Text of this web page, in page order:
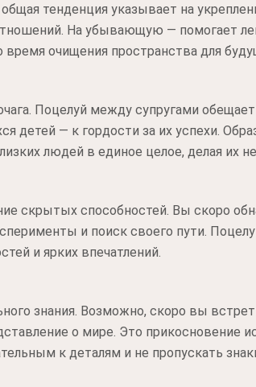
тенденция указывает на
На убывающую — помогает
время очищения пространства для
Поцелуй между супругами
детей — к гордости за их успехи.
людей в единое целое, делая их
скрытых способностей. Вы скоро
и поиск своего пути.
и ярких впечатлений.
знания. Возможно, скоро вы
о мире. Это прикосновение
к деталям и не пропускать